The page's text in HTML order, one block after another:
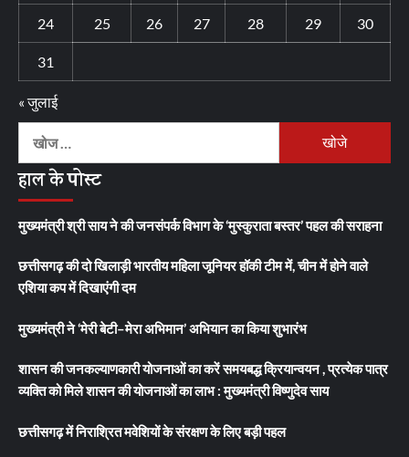
24 25 26 27 28 29 30
31
« जुलाई
निम्न
खोजें:
हाल के पोस्ट
मुख्यमंत्री श्री साय ने की जनसंपर्क विभाग के ‘मुस्कुराता बस्तर’ पहल की सराहना
छत्तीसगढ़ की दो खिलाड़ी भारतीय महिला जूनियर हॉकी टीम में, चीन में होने वाले
एशिया कप में दिखाएंगी दम
मुख्यमंत्री ने ‘मेरी बेटी–मेरा अभिमान’ अभियान का किया शुभारंभ
शासन की जनकल्याणकारी योजनाओं का करें समयबद्ध क्रियान्वयन , प्रत्येक पात्र
व्यक्ति को मिले शासन की योजनाओं का लाभ : मुख्यमंत्री विष्णुदेव साय
छत्तीसगढ़ में निराश्रित मवेशियों के संरक्षण के लिए बड़ी पहल